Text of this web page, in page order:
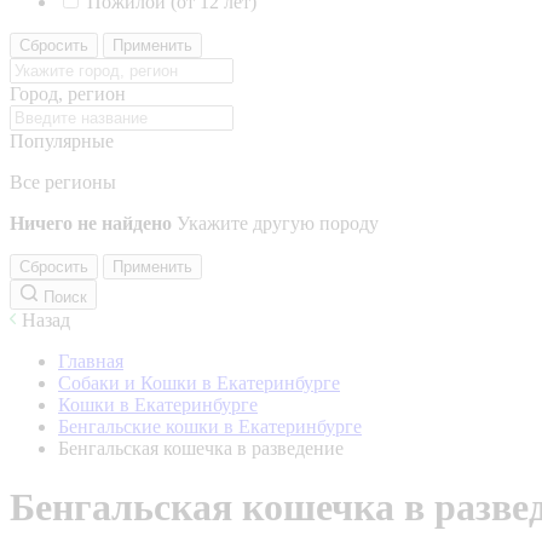
Сбросить Применить
Город, регион
Популярные
Все регионы
Ничего не найдено Укажите другую породу
Сбросить
Применить
Поиск
Назад
Главная
Собаки и Кошки в Екатеринбурге
Кошки в Екатеринбурге
Бенгальские кошки в Екатеринбурге
Бенгальская кошечка в разведение
Бенгальская кошечка в